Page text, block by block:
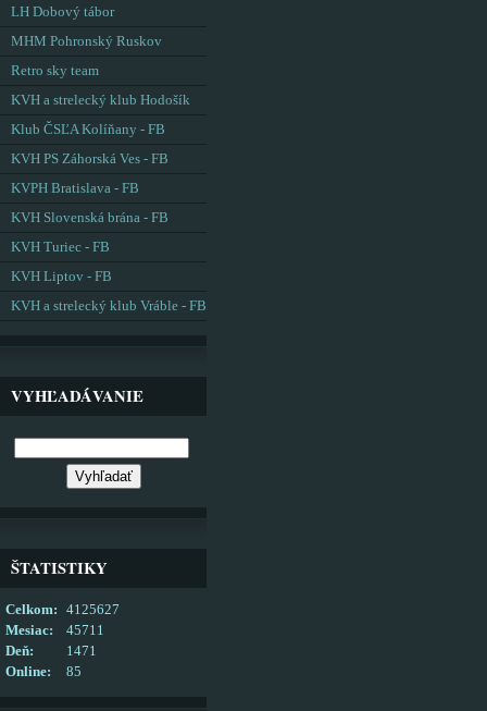
LH Dobový tábor
MHM Pohronský Ruskov
Retro sky team
KVH a strelecký klub Hodošík
Klub ČSĽA Kolíňany - FB
KVH PS Záhorská Ves - FB
KVPH Bratislava - FB
KVH Slovenská brána - FB
KVH Turiec - FB
KVH Liptov - FB
KVH a strelecký klub Vráble - FB
VYHĽADÁVANIE
ŠTATISTIKY
Online: 85
Celkom:
4125627
Mesiac:
45711
Deň:
1471